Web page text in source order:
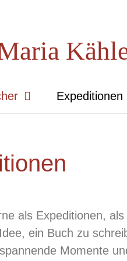
Expeditionen
als Expeditionen,
ein Buch zu
Momente